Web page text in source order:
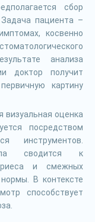
сбор
пациента –
косвенно
анализа
доктор получит
картину
визуальная оценка
посредством
инструментов.
сводится к
и смежных
В контексте
способствует